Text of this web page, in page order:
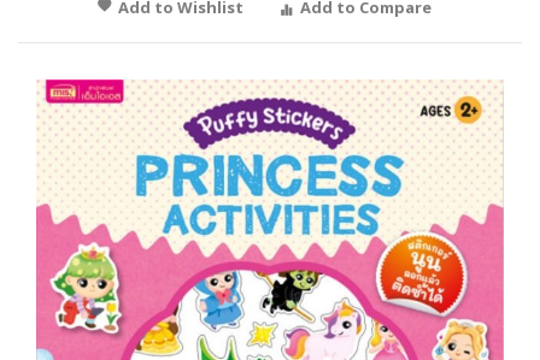
Add to Wishlist
Add to Compare